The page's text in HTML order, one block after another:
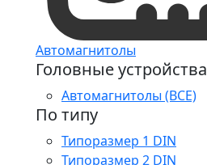
Автомагнитолы
Головные устройства
Автомагнитолы (ВСЕ)
По типу
Типоразмер 1 DIN
Типоразмер 2 DIN